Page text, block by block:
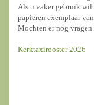
Als u vaker gebruik
papieren exemplaar
Mochten er nog
Kerktaxirooster 2026